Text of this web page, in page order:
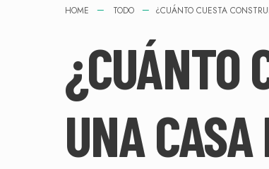
HOME TODO ¿CUÁNTO CUESTA
¿CUÁNTO
UNA